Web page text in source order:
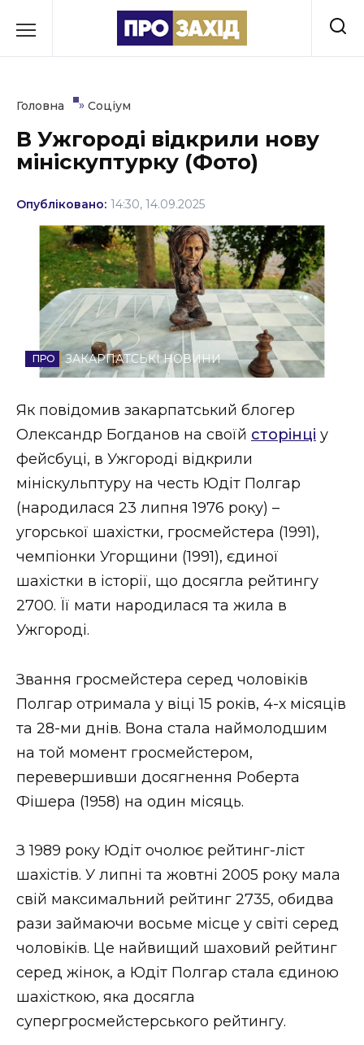
до
Культура
Освіта
Події
Політика
Соціум
Спорт
Стиль життя
Втрачений Ужгород
Втрачений Ужгород (відеоверсія)
ЗАКАРПАТСЬКІ НОВИНИ
НОВИНИ ЗАХІДНОЇ УКРАЇНИ
ВІДЕО
Головна » Соціум
В Ужгороді відкрили нову
мініскуптурку (Фото)
Опубліковано: 14:30, 14.09.2025
ЗАКАРПАТСЬКІ НОВИНИ
Як повідомив закарпатський блогер
Олександр Богданов на своїй сторінці у
фейсбуці, в Ужгороді відкрили
мініскульптуру на честь Юдіт Полгар
(народилася 23 липня 1976 року) –
угорської шахістки, гросмейстера (1991),
чемпіонки Угорщини (1991), єдиної
шахістки в історії, що досягла рейтингу
2700. Її мати народилася та жила в
Ужгороді.
Звання гросмейстера серед чоловіків
Полгар отримала у віці 15 років, 4-х місяців
та 28-ми днів. Вона стала наймолодшим
на той момент гросмейстером,
перевершивши досягнення Роберта
Фішера (1958) на один місяць.
З 1989 року Юдіт очолює рейтинг-ліст
шахістів. У липні та жовтні 2005 року мала
свій максимальний рейтинг 2735, обидва
рази займаючи восьме місце у світі серед
чоловіків. Це найвищий шаховий рейтинг
серед жінок, а Юдіт Полгар стала єдиною
шахісткою, яка досягла
супергросмейстерського рейтингу.